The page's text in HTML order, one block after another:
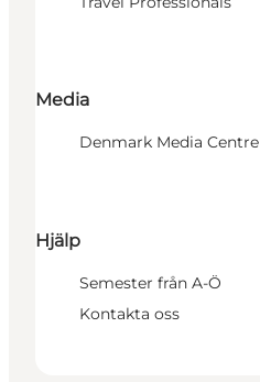
Media
Denmark Media Centre
Hjälp
Semester från A-Ö
Kontakta oss